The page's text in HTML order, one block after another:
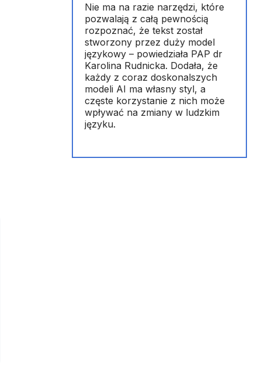
Nie ma na razie narzędzi, które
pozwalają z całą pewnością
rozpoznać, że tekst został
stworzony przez duży model
językowy – powiedziała PAP dr
Karolina Rudnicka. Dodała, że
każdy z coraz doskonalszych
modeli AI ma własny styl, a
częste korzystanie z nich może
wpływać na zmiany w ludzkim
języku.